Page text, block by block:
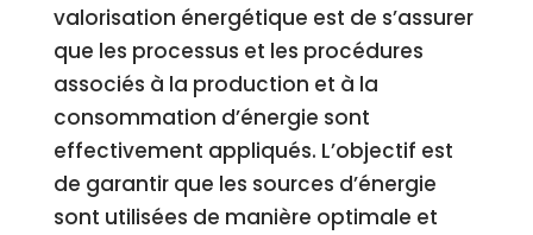
valorisation énergétique est de s’assurer
que les processus et les procédures
associés à la production et à la
consommation d’énergie sont
effectivement appliqués. L’objectif est
de garantir que les sources d’énergie
sont utilisées de manière optimale et